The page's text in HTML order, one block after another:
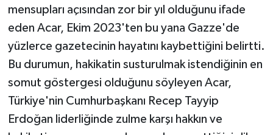
mensupları açısından zor bir yıl olduğunu ifade
eden Acar, Ekim 2023'ten bu yana Gazze'de
yüzlerce gazetecinin hayatını kaybettiğini belirtti.
Bu durumun, hakikatin susturulmak istendiğinin en
somut göstergesi olduğunu söyleyen Acar,
Türkiye'nin Cumhurbaşkanı Recep Tayyip
Erdoğan liderliğinde zulme karşı hakkın ve